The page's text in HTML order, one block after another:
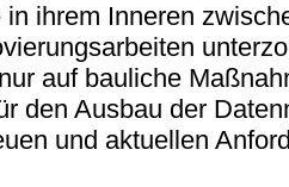
ihrem Inneren
auf bauliche
den Ausbau der
und aktuellen